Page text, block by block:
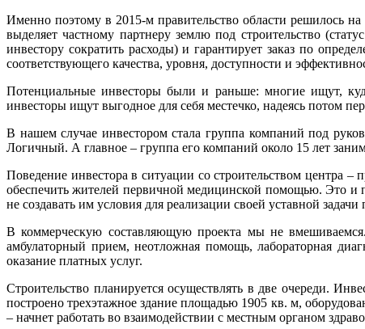
Именно поэтому в 2015-м правительство области решилось
выделяет частному партнеру землю под строительство
инвестору сократить расходы) и гарантирует заказ по
соответствующего качества, уровня, доступности и
Потенциальные инвесторы были и раньше: многие ищут,
инвесторы ищут выгодное для себя местечко, надеясь потом
В нашем случае инвестором стала группа компаний под
Логичный. А главное – группа его компаний около 15 лет
Поведение инвестора в ситуации со строительством центра
обеспечить жителей первичной медицинской помощью. Это и
не создавать им условия для реализации своей уставной
В коммерческую составляющую проекта мы не
амбулаторный прием, неотложная помощь, лабораторная
оказание платных услуг.
Строительство планируется осуществлять в две очереди.
построено трехэтажное здание площадью 1905 кв. м,
– начнет работать во взаимодействии с местным органом